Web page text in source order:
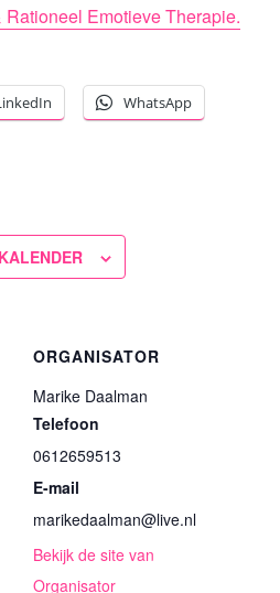
Emotieve Therapie.
WhatsApp
ORGANISATOR
Marike Daalman
Telefoon
0612659513
E-mail
marikedaalman@live.nl
Bekijk de site van
Organisator